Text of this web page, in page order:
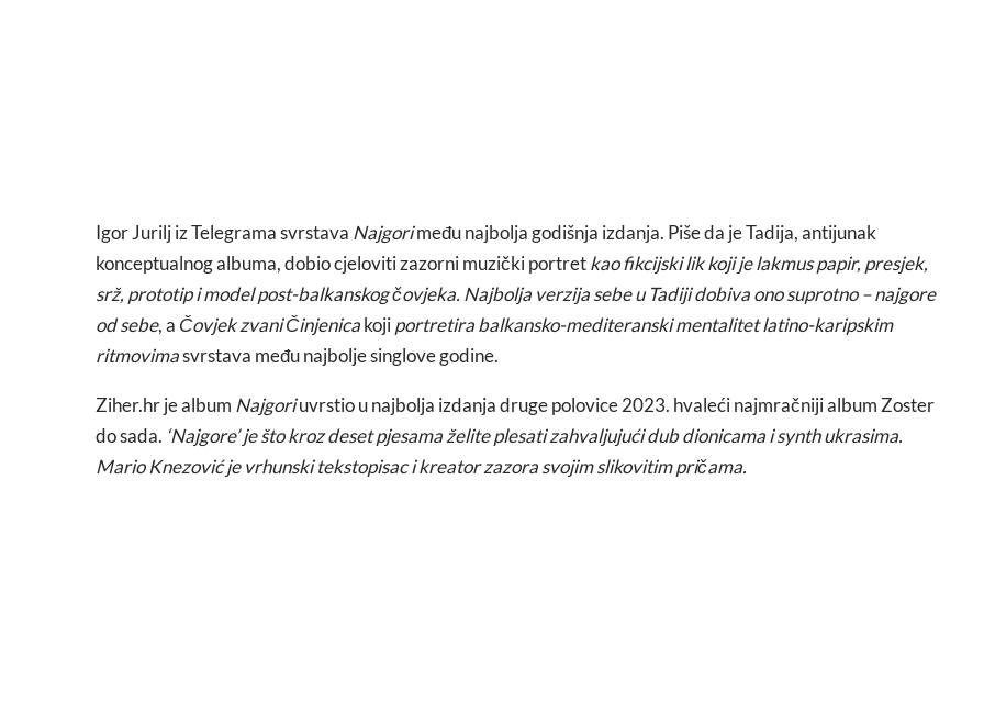
Igor Jurilj iz Telegrama svrstava Najgorimeđu najbolja godišnja izdanja. Piše da je Tadija, antijunak
konceptualnog albuma, dobio cjeloviti zazorni muzički portretkao fikcijski lik koji je lakmus papir, presjek,
srž, prototip i model post-balkanskog čovjeka. Najbolja verzija sebe u Tadiji dobiva ono suprotno – najgore
od sebe, a Čovjek zvani Činjenicakojiportretira balkansko-mediteranski mentalitet latino-karipskim
ritmovimasvrstava među najbolje singlove godine.
Ziher.hr je album Najgoriuvrstio u najbolja izdanja druge polovice 2023. hvaleći najmračniji album Zoster
do sada. ‘Najgore’ je što kroz deset pjesama želite plesati zahvaljujući dub dionicama i synth ukrasima.
Mario Knezović je vrhunski tekstopisac i kreator zazora svojim slikovitim pričama.